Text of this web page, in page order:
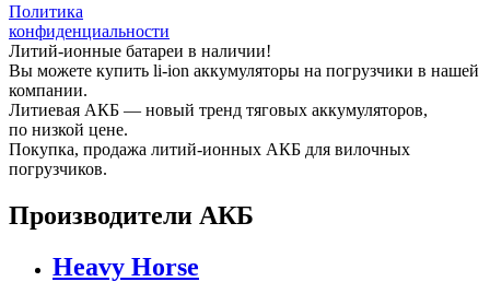
Политика
конфиденциальности
Литий-ионные батареи в наличии!
Вы можете купить li-ion аккумуляторы на погрузчики в нашей
компании.
Литиевая АКБ — новый тренд тяговых аккумуляторов,
по низкой цене.
Покупка, продажа литий-ионных АКБ для вилочных
погрузчиков.
Производители АКБ
Heavy Horse